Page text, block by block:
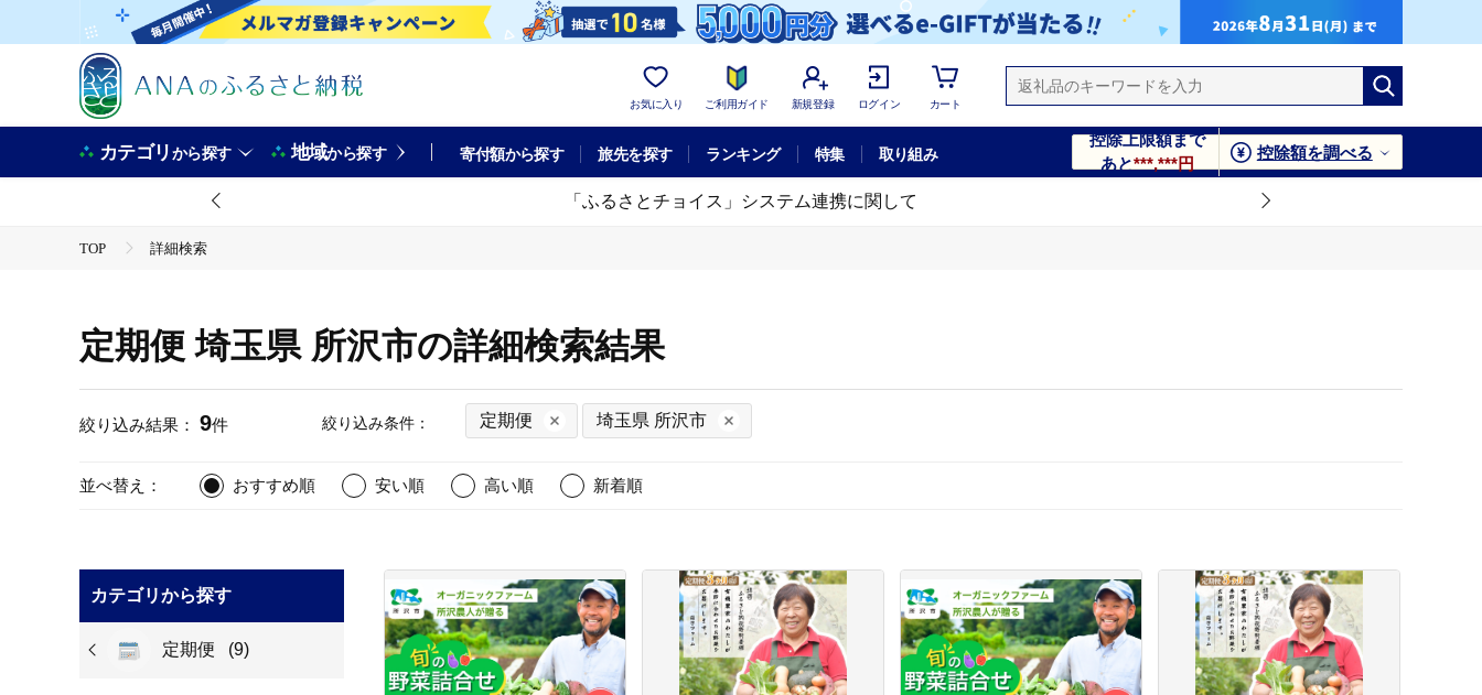
お気に入り ご利用ガイド 新規登録 ログイン カート
カテゴリから探す 地域から探す 寄付額から探す 旅先を探す ランキング 特集 取り組み
控除上限額まで
あと***,***円
控除額を調べる
「ふるさとチョイス」システム連携に関して
TOP 詳細検索
定期便 埼玉県 所沢市の詳細検索結果
絞り込み結果： 9件 絞り込み条件： 定期便 埼玉県 所沢市
並べ替え： おすすめ順 安い順 高い順 新着順
カテゴリから探す
定期便 (9)